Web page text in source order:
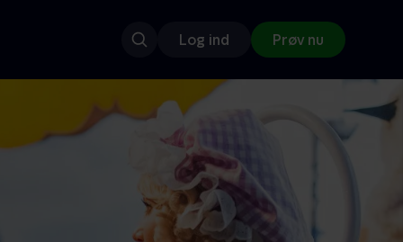
Log ind Prøv nu